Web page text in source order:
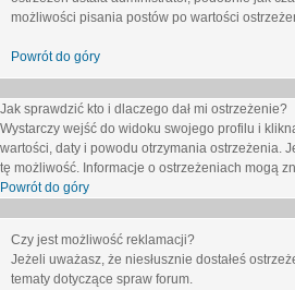
możliwości pisania postów po wartości
Powrót do góry
Jak sprawdzić kto i dlaczego dał mi ostrzeżenie?
Wystarczy wejść do widoku swojego profilu i
wartości, daty i powodu otrzymania ostrzeżenia.
tę możliwość. Informacje o ostrzeżeniach mogą
Powrót do góry
Czy jest możliwość reklamacji?
Jeżeli uważasz, że niesłusznie dostałeś
tematy dotyczące spraw forum.